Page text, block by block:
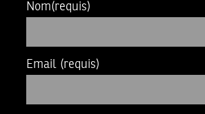
Nom(requis)
Email (requis)